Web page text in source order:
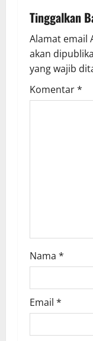
a
v
i
g
Tinggalkan
Alamat email
akan
yang wajib
Komentar*
Nama *
Email *